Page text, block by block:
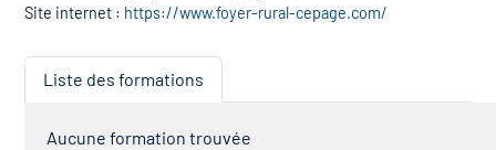
Site internet : https://www.foyer-rural-cepage.com/
Liste des formations
Aucune formation trouvée